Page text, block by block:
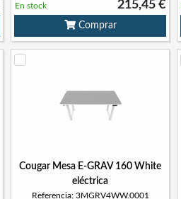
215,45 €
En stock
Comprar
Cougar Mesa E-GRAV 160 White
eléctrica
Referencia: 3MGRV4WW.0001